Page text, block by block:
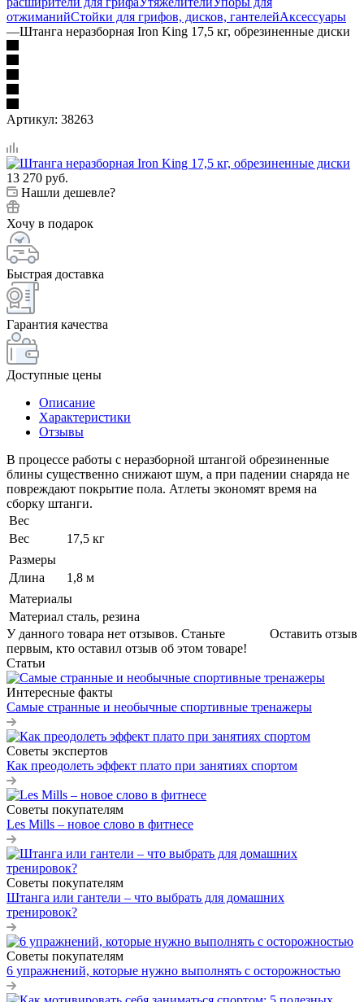
отжиманийСтойки для грифов, дисков, гантелейАксессуары
—Штанга неразборная Iron King 17,5 кг, обрезиненные диски
Артикул: 38263
13 270 руб.
Нашли дешевле?
Хочу в подарок
Быстрая доставка
Гарантия качества
Доступные цены
Описание
Характеристики
Отзывы
В процессе работы с неразборной штангой обрезиненные
блины существенно снижают шум, а при падении снаряда не
повреждают покрытие пола. Атлеты экономят время на
сборку штанги.
Вес
Вес
17,5 кг
Размеры
Длина
1,8 м
Материалы
Материал сталь, резина
Оставить отзыв
У данного товара нет отзывов. Станьте
первым, кто оставил отзыв об этом товаре!
Статьи
Интересные факты
Самые странные и необычные спортивные тренажеры
Советы экспертов
Как преодолеть эффект плато при занятиях спортом
Советы покупателям
Les Mills – новое слово в фитнесе
Советы покупателям
Штанга или гантели – что выбрать для домашних
тренировок?
Советы покупателям
6 упражнений, которые нужно выполнять с осторожностью